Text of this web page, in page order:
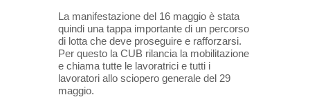
La manifestazione del 16 maggio è stata
quindi una tappa importante di un percorso
di lotta che deve proseguire e rafforzarsi.
Per questo la CUB rilancia la mobilitazione
e chiama tutte le lavoratrici e tutti i
lavoratori allo sciopero generale del 29
maggio.